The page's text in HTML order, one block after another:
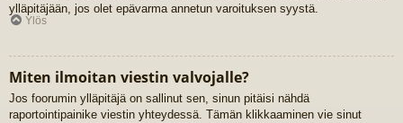
ylläpitäjään, jos olet epävarma annetun varoituksen syystä.
Ylös
Miten ilmoitan viestin valvojalle?
Jos foorumin ylläpitäjä on sallinut sen, sinun pitäisi nähdä
raportointipainike viestin yhteydessä. Tämän klikkaaminen vie sinut